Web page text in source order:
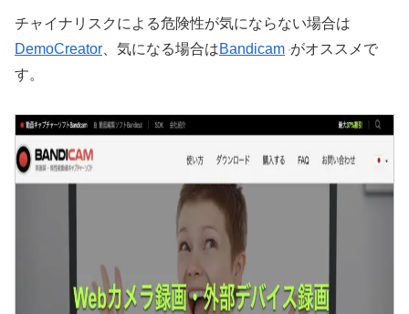
チャイナリスクによる危険性が気にならない場合は
DemoCreator 、気になる場合はBandicam がオススメで
す。